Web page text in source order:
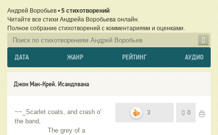
Андрей Воробьев • 5 стихотворений
Читайте все стихи Андрейа Воробьева онлайн.
Полное собрание стихотворений с комментариями и оценками.
ДАТА ЖАНР РЕЙТИНГ АУДИО
Джон Мак-Крей. Исандлвана
~~_Scarlet coats, and crash o'
the band,
The grey of a
3 0